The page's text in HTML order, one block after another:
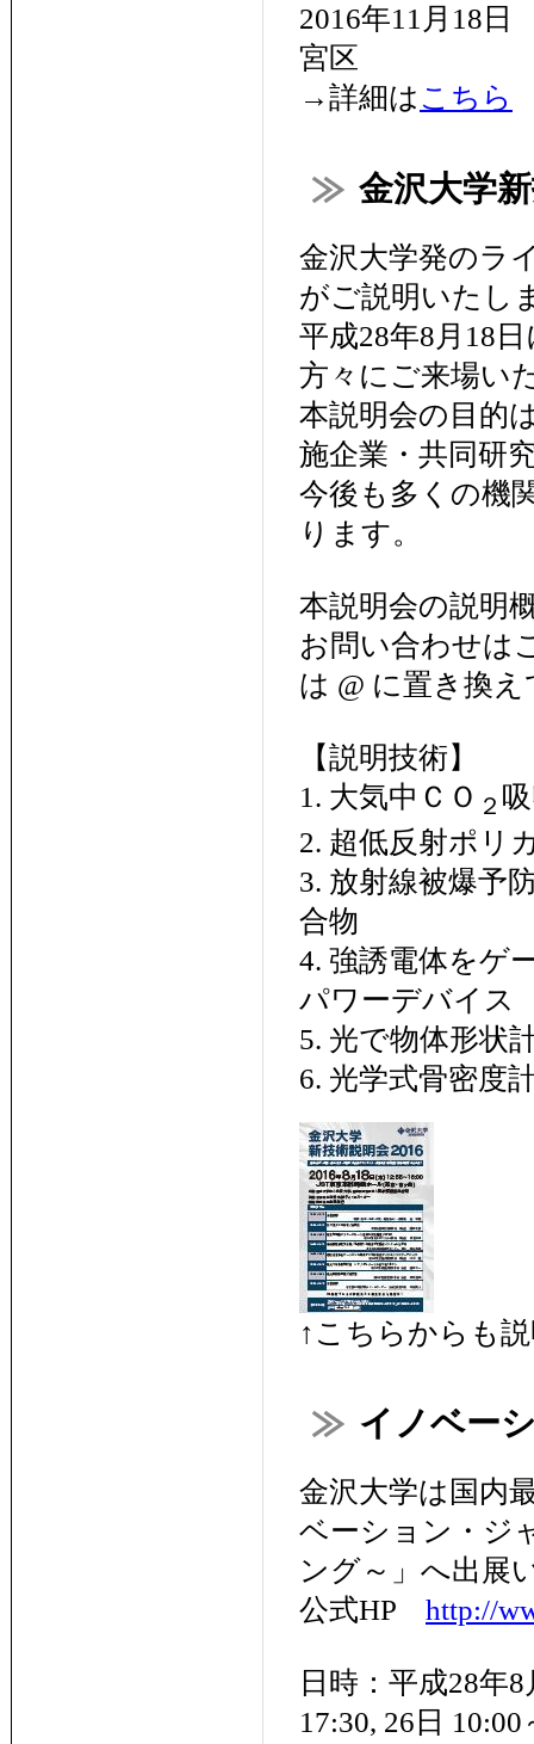
2016年11月18
宮区
→詳細は こちら
金沢大学
金沢大学発のラ
がご説明いたし
平成28年8月18
方々にご来場い
本説明会の目的
施企業・共同研
今後も多くの機
ります。
本説明会の説明
お問い合わせ
は @ に置き換
【説明技術】
1. 大気中ＣＯ ２
2. 超低反射ポリ
3. 放射線被爆予
合物
4. 強誘電体をゲ
パワーデバイス
5. 光で物体形状
6. 光学式骨密度
↑こちらからも
イノベー
金沢大学は国内
ベーション・ジ
ング～」へ出展
公式HP http://
日時：平成28年
17:30, 26日 10:00